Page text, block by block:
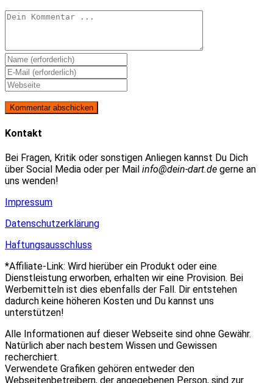
Kommentieren
Gib
deinen
Namen
oder
Benutzernamen
zum
Kommentieren
ein
Gib
deine
E-
Mail-
Adresse
zum
ein
Gib
Website-
ein
Kontakt
Bei Fragen, Kritik oder sonstigen Anliegen kannst Du Dich
über Social Media oder per Mail info@dein-dart.de gerne an
uns wenden!
Impressum
Datenschutzerklärung
Haftungsausschluss
*Affiliate-Link: Wird hierüber ein Produkt oder eine
Dienstleistung erworben, erhalten wir eine Provision. Bei
Werbemitteln ist dies ebenfalls der Fall. Dir entstehen
dadurch keine höheren Kosten und Du kannst uns
unterstützen!
Alle Informationen auf dieser Webseite sind ohne Gewähr.
Natürlich aber nach bestem Wissen und Gewissen
recherchiert.
Verwendete Grafiken gehören entweder den
Webseitenbetreibern, der angegebenen Person, sind zur